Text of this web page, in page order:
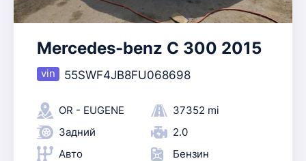
Mercedes-benz C 300 2015
55SWF4JB8FU068698
OR - EUGENE
37352 mi
Задний
2.0
Авто
Бензин